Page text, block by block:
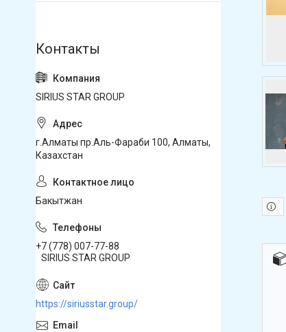
SIRIUS STAR GROUP
г.Алматы пр.Аль-Фараби 100, Алматы,
Казахстан
Бакытжан
+7 (778) 007-77-88
SIRIUS STAR GROUP
https://siriusstar.group/